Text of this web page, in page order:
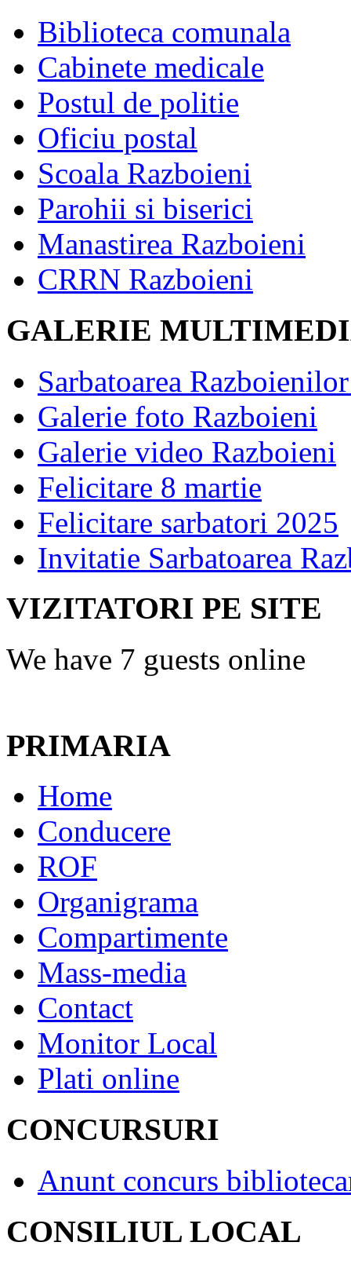
Biblioteca comunala
Cabinete medicale
Postul de politie
Oficiu postal
Scoala Razboieni
Parohii si biserici
Manastirea Razboieni
CRRN Razboieni
GALERIE
Sarbatoarea
Galerie foto Razboieni
Galerie video Razboieni
Felicitare 8 martie
Felicitare sarbatori 2025
Invitatie Sarbatoarea
VIZITATORI PE SITE
We have 7 guests online
PRIMARIA
Home
Conducere
ROF
Organigrama
Compartimente
Mass-media
Contact
Monitor Local
Plati online
CONCURSURI
Anunt concurs
CONSILIUL LOCAL